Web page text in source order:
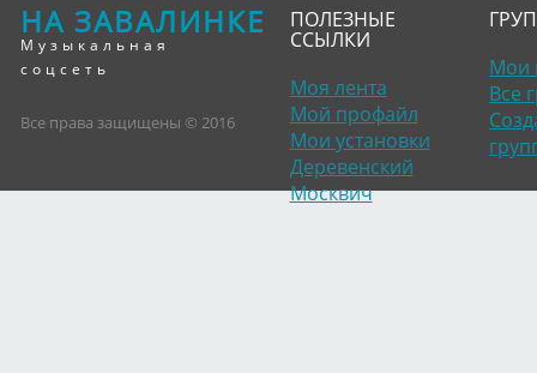
НА ЗАВАЛИНКЕ
Музыкальная
соцсеть
Все права защищены © 2016
ПОЛЕЗНЫЕ
ССЫЛКИ
Моя лента
Мой профайл
Мои установки
Деревенский
Москвич
Мои
Все